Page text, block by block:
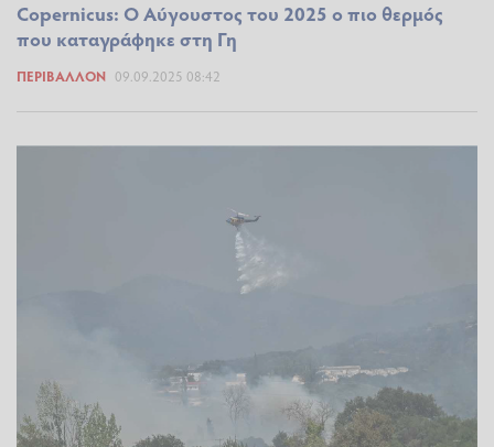
Copernicus: Ο Αύγουστος του 2025 ο πιο θερμός
που καταγράφηκε στη Γη
ΠΕΡΙΒΆΛΛΟΝ 09.09.2025 08:42